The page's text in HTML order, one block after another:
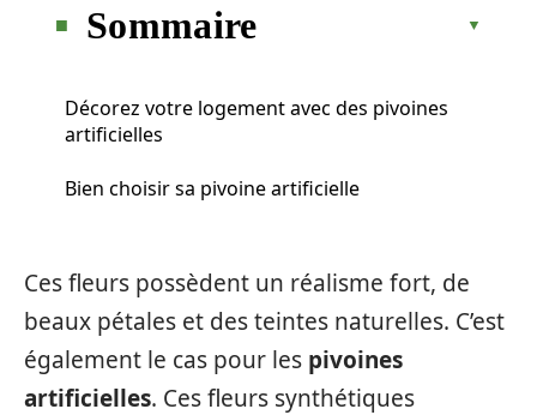
Sommaire
Décorez votre logement avec des pivoines
artificielles
Bien choisir sa pivoine artificielle
Ces fleurs possèdent un réalisme fort, de
beaux pétales et des teintes naturelles. C’est
également le cas pour les pivoines
artificielles. Ces fleurs synthétiques